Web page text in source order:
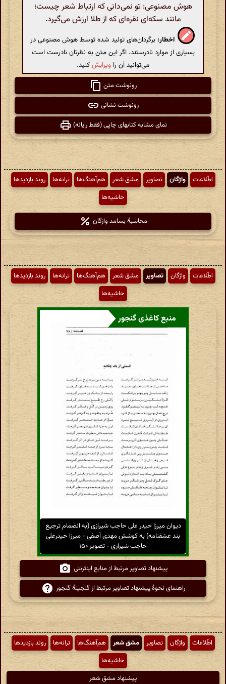
هوش مصنوعی: تو نمی‌دانی که ارتباط شعر چیست؛
مانند سکه‌ای نقره‌ای که از طلا ارزش می‌گیرد.
اخطار: برگردان‌های تولید شده توسط هوش مصنوعی در
بسیاری از موارد نادرستند. اگر این متن به نظرتان نادرست است
می‌توانید آن را ویرایشکنید.
رونوشت متن
رونوشت نشانی
نمای مشابه کتابهای چاپی (فقط رایانه)
اطّلاعات واژگان تصاویر مشق شعر هم‌آهنگ‌ها ترانه‌ها
روند بازدیدها
حاشیه‌ها
محاسبهٔ بسامد واژگان
اطّلاعات واژگان تصاویر مشق شعر هم‌آهنگ‌ها ترانه‌ها
روند بازدیدها
حاشیه‌ها
منبع کاغذی گنجور
دیوان میرزا حیدر علی حاجب شیرازی (به انضمام ترجیع
بند عشقنامه) به کوشش مهدی آصفی - میرزا حیدرعلی
حاجب شیرازی - تصویر ۱۵۰
پیشنهاد تصاویر مرتبط از منابع اینترنتی
راهنمای نحوهٔ پیشنهاد تصاویر مرتبط از گنجینهٔ گنجور
اطّلاعات واژگان تصاویر مشق شعر هم‌آهنگ‌ها ترانه‌ها
روند بازدیدها
حاشیه‌ها
پیشنهاد مشق شعر